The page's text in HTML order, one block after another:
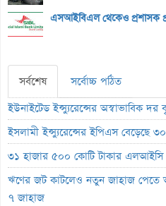
এসআইবিএল থেকেও প্রশাসক
সর্বশেষ
সর্বোচ্চ পঠিত
ইউনাইটেড ইন্স্যুরেন্সের অস্বাভাবিক দর
ইসলামী ইন্স্যুরেন্সের ইপিএস বেড়েছে
৩১ হাজার ৫০০ কোটি টাকার এলআইসি
ঋণের জট কাটলেও নতুন জাহাজ পেতে
৭ জাহাজ